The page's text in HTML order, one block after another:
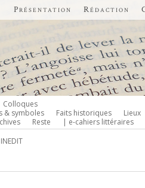
Présentation Rédaction
Colloques
& symboles Faits historiques
Lieux
Reste
| e-cahiers littéraires